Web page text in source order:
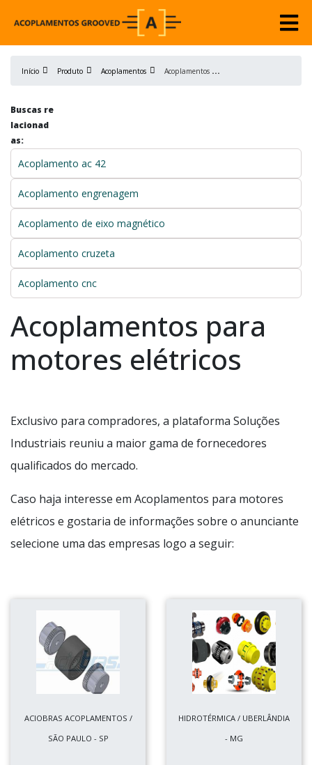
Início Produto Acoplamentos A
coplamentos para motores elétricos
Buscas re
lacionad
as:
Acoplamento ac 42
Acoplamento engrenagem
Acoplamento de eixo magnético
Acoplamento cruzeta
Acoplamento cnc
Acoplamentos para
motores elétricos
Exclusivo para compradores, a plataforma Soluções
Industriais reuniu a maior gama de fornecedores
qualificados do mercado.
Caso haja interesse em Acoplamentos para motores
elétricos e gostaria de informações sobre o anunciante
selecione uma das empresas logo a seguir:
ACIOBRAS ACOPLAMENTOS /
SÃO PAULO - SP
HIDROTÉRMICA / UBERLÂNDIA
- MG